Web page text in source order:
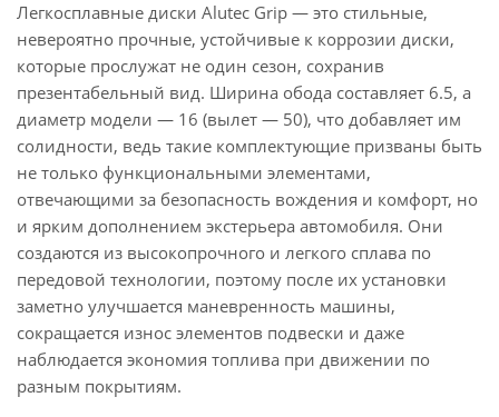
Легкосплавные диски Alutec Grip — это стильные,
невероятно прочные, устойчивые к коррозии диски,
которые прослужат не один сезон, сохранив
презентабельный вид. Ширина обода составляет 6.5, а
диаметр модели — 16 (вылет — 50), что добавляет им
солидности, ведь такие комплектующие призваны быть
не только функциональными элементами,
отвечающими за безопасность вождения и комфорт, но
и ярким дополнением экстерьера автомобиля. Они
создаются из высокопрочного и легкого сплава по
передовой технологии, поэтому после их установки
заметно улучшается маневренность машины,
сокращается износ элементов подвески и даже
наблюдается экономия топлива при движении по
разным покрытиям.